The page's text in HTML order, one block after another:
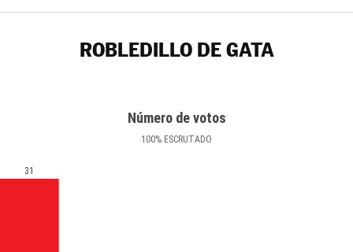
ROBLEDILLO DE GATA
Número de votos
100% ESCRUTADO
31